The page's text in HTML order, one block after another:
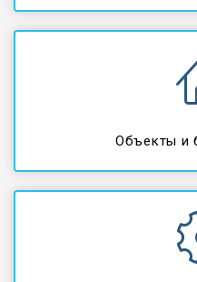
Объекты и